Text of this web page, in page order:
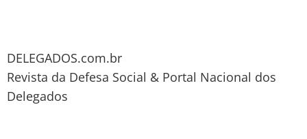
DELEGADOS.com.br
Revista da Defesa Social & Portal Nacional dos
Delegados